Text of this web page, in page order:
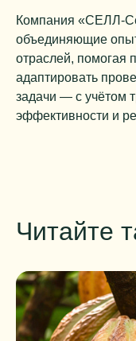
Компания «СЕЛЛ-
объединяющие
отраслей, помогая
адаптировать
задачи — с учётом
эффективности и
Читайте